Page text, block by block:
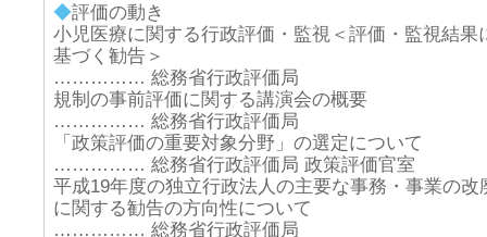
◆評価の動き
小児医療に関する行政評価・監視＜評価・監視結果
基づく勧告＞
…………… 総務省行政評価局
規制の事前評価に関する講演会の概要
…………… 総務省行政評価局
「政策評価の重要対象分野」の選定について
…………… 総務省行政評価局 政策評価官室
平成19年度の独立行政法人の主要な事務・事業の改
に関する勧告の方向性について
…………… 総務省行政評価局